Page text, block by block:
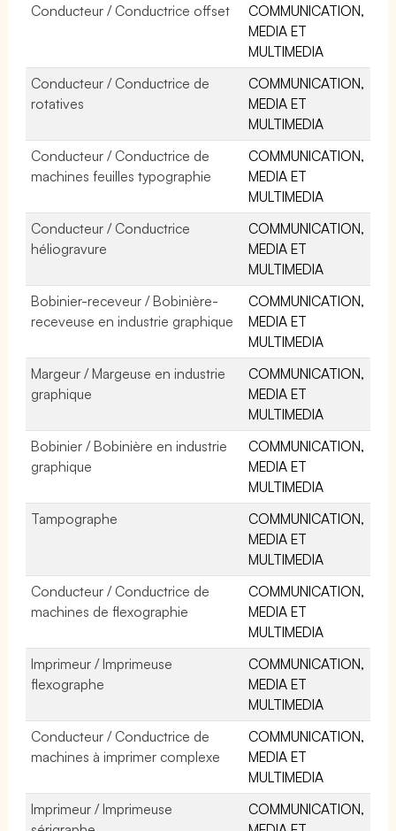
Conducteur / Conductrice offset
COMMUNICATION,
MEDIA ET
MULTIMEDIA
Conducteur / Conductrice de
rotatives
COMMUNICATION,
MEDIA ET
MULTIMEDIA
Conducteur / Conductrice de
machines feuilles typographie
COMMUNICATION,
MEDIA ET
MULTIMEDIA
Conducteur / Conductrice
héliogravure
COMMUNICATION,
MEDIA ET
MULTIMEDIA
Bobinier-receveur / Bobinière-
receveuse en industrie graphique
COMMUNICATION,
MEDIA ET
MULTIMEDIA
Margeur / Margeuse en industrie
graphique
COMMUNICATION,
MEDIA ET
MULTIMEDIA
Bobinier / Bobinière en industrie
graphique
COMMUNICATION,
MEDIA ET
MULTIMEDIA
Tampographe
COMMUNICATION,
MEDIA ET
MULTIMEDIA
Conducteur / Conductrice de
machines de flexographie
COMMUNICATION,
MEDIA ET
MULTIMEDIA
Imprimeur / Imprimeuse
flexographe
COMMUNICATION,
MEDIA ET
MULTIMEDIA
Conducteur / Conductrice de
machines à imprimer complexe
COMMUNICATION,
MEDIA ET
MULTIMEDIA
Imprimeur / Imprimeuse
COMMUNICATION,